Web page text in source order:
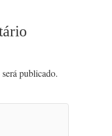
publicado.